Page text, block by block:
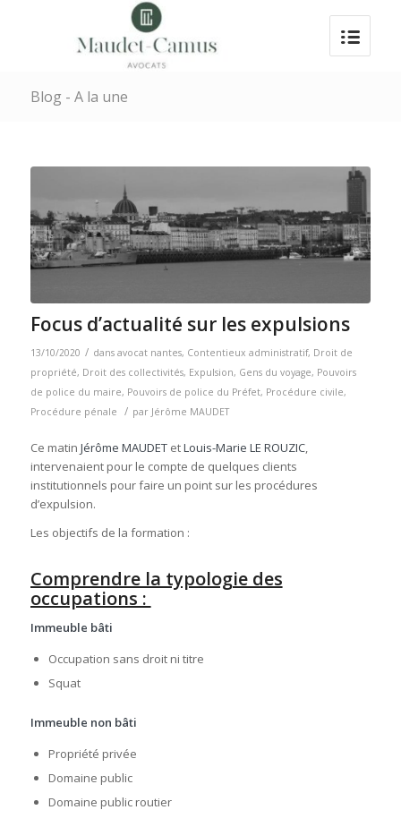
Blog - A la une
Focus d’actualité sur les expulsions
13/10/2020 / dans avocat nantes, Contentieux administratif, Droit de
propriété, Droit des collectivités, Expulsion, Gens du voyage, Pouvoirs
de police du maire, Pouvoirs de police du Préfet, Procédure civile,
Procédure pénale
/ par Jérôme MAUDET
Ce matin Jérôme MAUDETetLouis-Marie LE ROUZIC,
intervenaient pour le compte de quelques clients
institutionnels pour faire un point sur les procédures
d’expulsion.
Les objectifs de la formation :
Comprendre la typologie des
occupations :
Immeuble bâti
Occupation sans droit ni titre
Squat
Immeuble non bâti
Propriété privée
Domaine public
Domaine public routier